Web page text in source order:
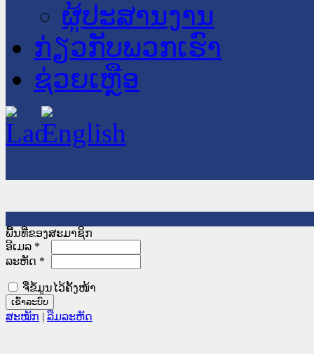
ຜູ້ປະສານງານ
ກ່ຽວກັບພວກເຮົາ
ຊ່ວຍເຫຼືອ
ພື້ນທີ່ຂອງສະມາຊິກ
ອີເມລ *
ລະຫັດ *
ຈື່ຂໍ້ມູນໄວ້ຄັ້ງໜ້າ
ສະໝັກ | ລືມລະຫັດ